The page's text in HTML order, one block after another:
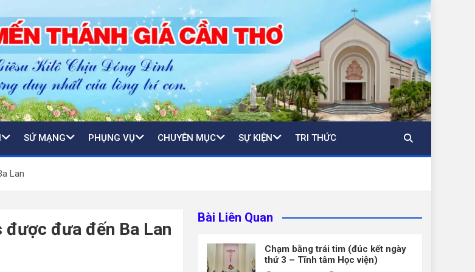
SỨ MẠNG PHỤNG VỤ CHUYÊN MỤC SỰ KIỆN TRI THỨC
Lan
đưa đến Ba Lan
Bài Liên Quan
Chạm bằng trái tim (đúc kết ngày
thứ 3 – Tĩnh tâm Học viện)